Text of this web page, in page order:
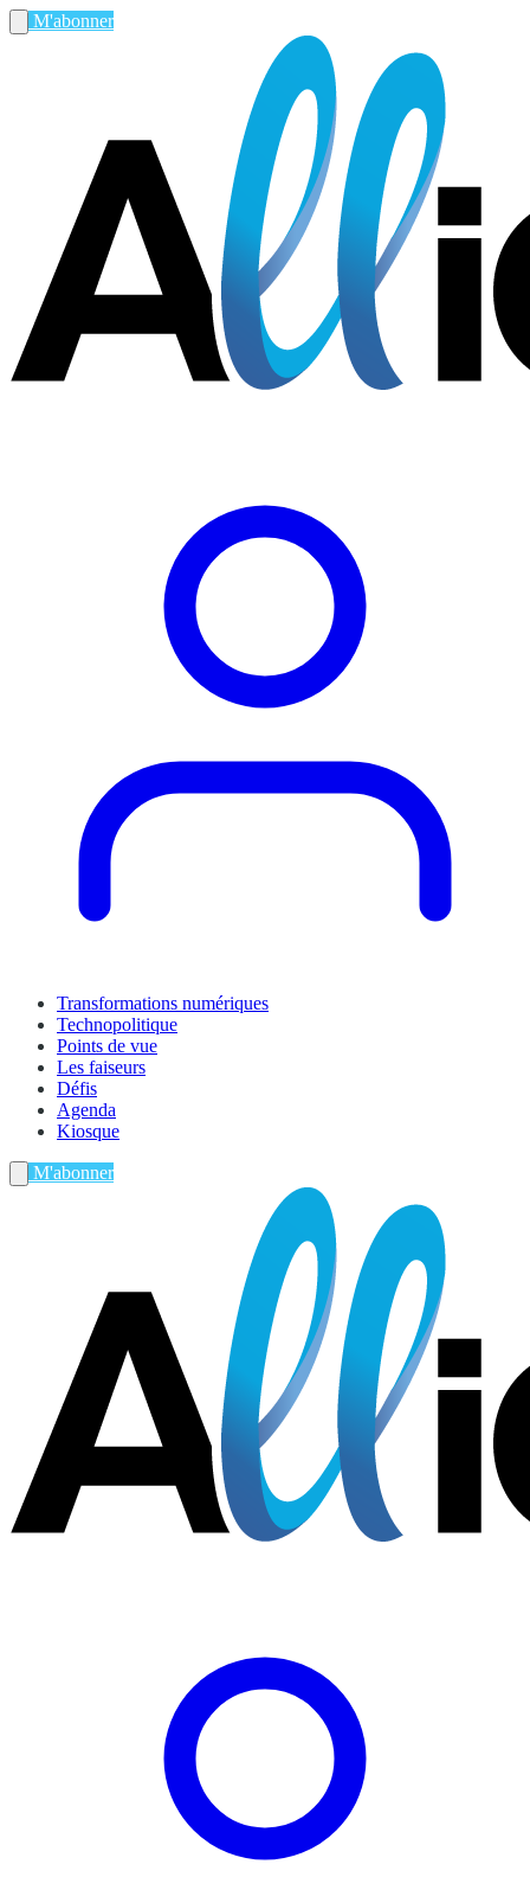
M'abonner
Transformations numériques
Technopolitique
Points de vue
Les faiseurs
Défis
Agenda
Kiosque
M'abonner